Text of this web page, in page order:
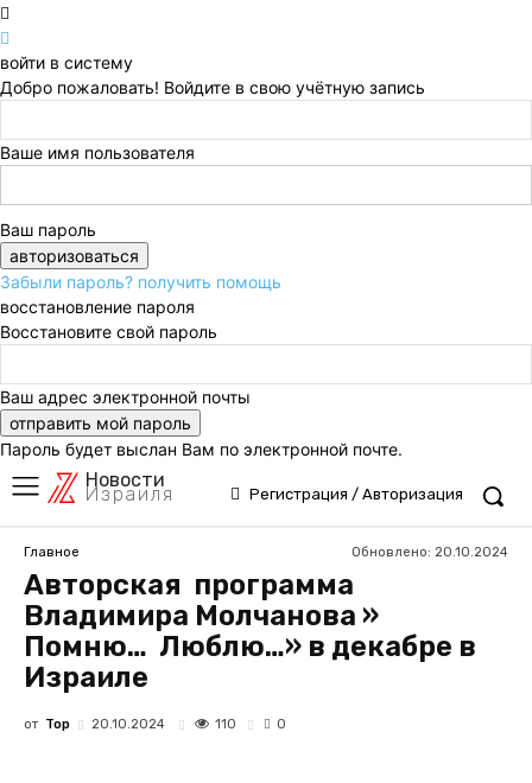
войти в систему
Добро пожаловать! Войдите в свою учётную запись
Ваше имя пользователя
Ваш пароль
Забыли пароль? получить помощь
восстановление пароля
Восстановите свой пароль
Ваш адрес электронной почты
Пароль будет выслан Вам по электронной почте.
Новости
Израиля Регистрация / Авторизация
Главное Обновлено: 20.10.2024
Авторская программа
Владимира Молчанова »
Помню… Люблю…» в декабре в
Израиле
от Top 20.10.2024 110 0